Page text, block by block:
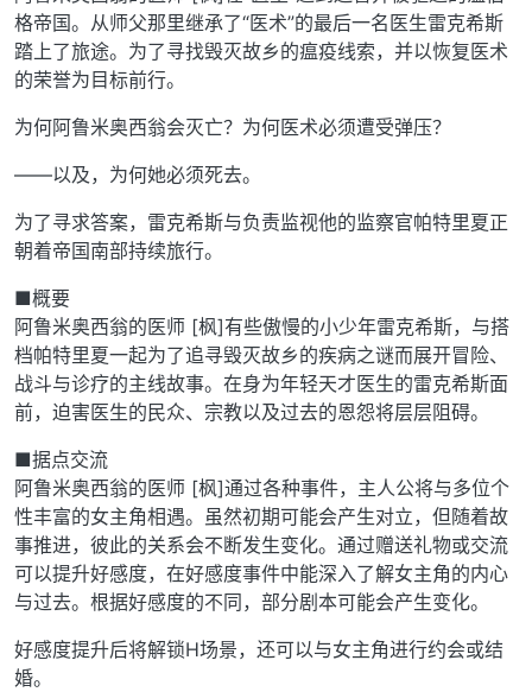
格帝国。从师父那里继承了“医术”的最后一名医生雷克希斯
踏上了旅途。为了寻找毁灭故乡的瘟疫线索，并以恢复医术
的荣誉为目标前行。
为何阿鲁米奥西翁会灭亡？为何医术必须遭受弹压？
——以及，为何她必须死去。
为了寻求答案，雷克希斯与负责监视他的监察官帕特里夏正
朝着帝国南部持续旅行。
■概要
阿鲁米奥西翁的医师 [枫]有些傲慢的小少年雷克希斯，与搭
档帕特里夏一起为了追寻毁灭故乡的疾病之谜而展开冒险、
战斗与诊疗的主线故事。在身为年轻天才医生的雷克希斯面
前，迫害医生的民众、宗教以及过去的恩怨将层层阻碍。
■据点交流
阿鲁米奥西翁的医师 [枫]通过各种事件，主人公将与多位个
性丰富的女主角相遇。虽然初期可能会产生对立，但随着故
事推进，彼此的关系会不断发生变化。通过赠送礼物或交流
可以提升好感度，在好感度事件中能深入了解女主角的内心
与过去。根据好感度的不同，部分剧本可能会产生变化。
好感度提升后将解锁H场景，还可以与女主角进行约会或结
婚。